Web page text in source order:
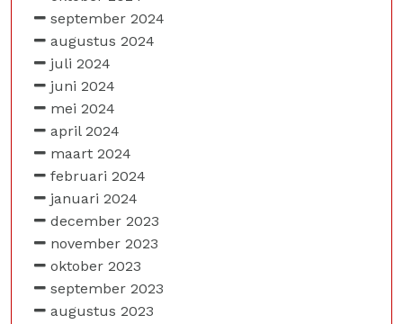
september 2024
augustus 2024
juli 2024
juni 2024
mei 2024
april 2024
maart 2024
februari 2024
januari 2024
december 2023
november 2023
oktober 2023
september 2023
augustus 2023